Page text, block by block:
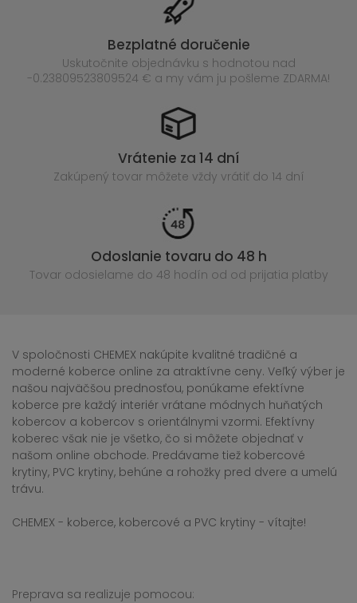
Bezplatné doručenie
Uskutočnite objednávku s hodnotou nad
-0.23809523809524 € a my vám ju pošleme ZDARMA!
Vrátenie za 14 dní
Zakúpený tovar môžete vždy vrátiť do 14 dní
Odoslanie tovaru do 48 h
Tovar odosielame do 48 hodín od od prijatia platby
V spoločnosti CHEMEX nakúpite kvalitné tradičné a
moderné koberce online za atraktívne ceny. Veľký výber je
našou najväčšou prednosťou, ponúkame efektívne
koberce pre každý interiér vrátane módnych huňatých
kobercov a kobercov s orientálnymi vzormi. Efektívny
koberec však nie je všetko, čo si môžete objednať v
našom online obchode. Predávame tiež kobercové
krytiny, PVC krytiny, behúne a rohožky pred dvere a umelú
trávu.
CHEMEX - koberce, kobercové a PVC krytiny - vítajte!
Preprava sa realizuje pomocou: